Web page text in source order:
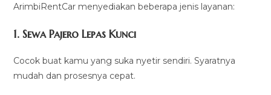
ArimbiRentCar menyediakan beberapa jenis layanan:
1. Sewa Pajero Lepas Kunci
Cocok buat kamu yang suka nyetir sendiri. Syaratnya
mudah dan prosesnya cepat.